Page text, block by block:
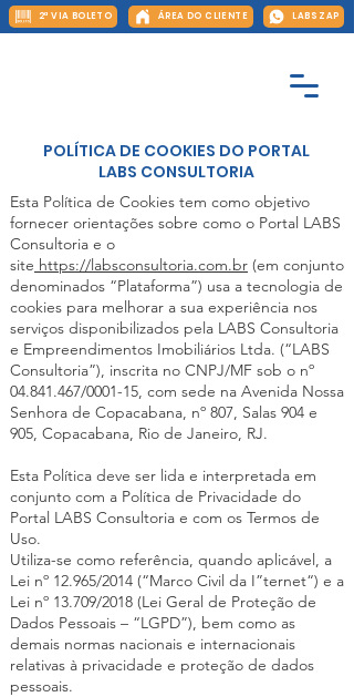
2ª VIA BOLETO ÁREA DO CLIENTE LABS ZAP
POLÍTICA DE COOKIES DO PORTAL
LABS CONSULTORIA
Esta Política de Cookies tem como objetivo
fornecer orientações sobre como o Portal LABS
Consultoria e o
site https://labsconsultoria.com.br (em conjunto
denominados “Plataforma”) usa a tecnologia de
cookies para melhorar a sua experiência nos
serviços disponibilizados pela LABS Consultoria
e Empreendimentos Imobiliários Ltda. (“LABS
Consultoria”), inscrita no CNPJ/MF sob o nº
04.841.467/0001-15, com sede na Avenida Nossa
Senhora de Copacabana, nº 807, Salas 904 e
905, Copacabana, Rio de Janeiro, RJ.
Esta Política deve ser lida e interpretada em
conjunto com a Política de Privacidade do
Portal LABS Consultoria e com os Termos de
Uso.
Utiliza-se como referência, quando aplicável, a
Lei nº 12.965/2014 (“Marco Civil da I”ternet“) e a
Lei nº 13.709/2018 (Lei Geral de Proteção de
Dados Pessoais – “LGPD”), bem como as
demais normas nacionais e internacionais
relativas à privacidade e proteção de dados
pessoais.